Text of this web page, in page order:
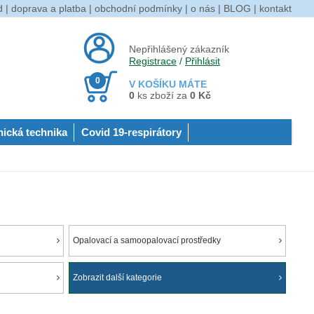
| doprava a platba | obchodní podmínky | o nás | BLOG | kontakt
Nepřihlášený zákazník
Registrace / Přihlásit
V KOŠÍKU MÁTE
0
0 ks zboží za 0 Kč
technika Covid 19-respirátory
Opalovací a samoopalovací prostředky
Zobrazit další kategorie